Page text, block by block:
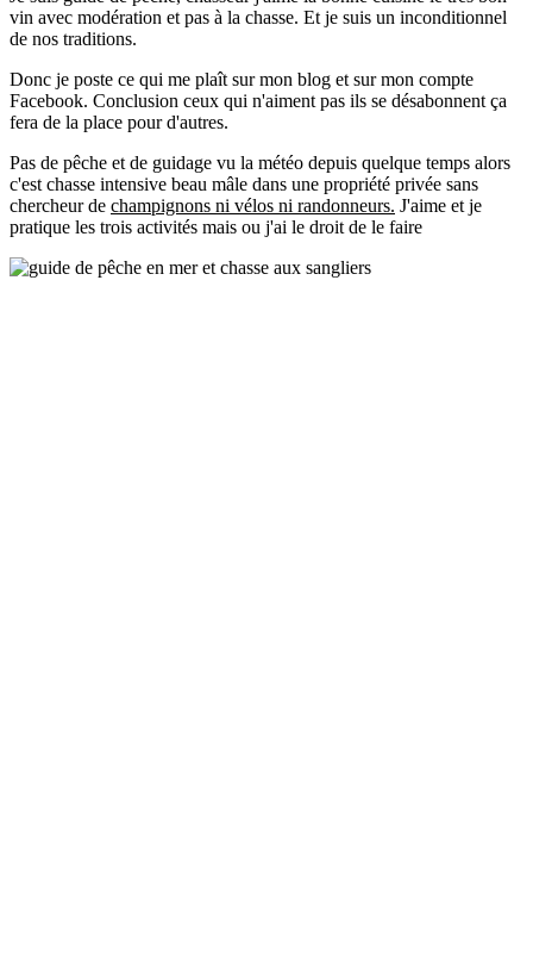
vin avec modération et pas à la chasse. Et je suis un inconditionnel
de nos traditions.
Donc je poste ce qui me plaît sur mon blog et sur mon compte
Facebook. Conclusion ceux qui n'aiment pas ils se désabonnent ça
fera de la place pour d'autres.
Pas de pêche et de guidage vu la météo depuis quelque temps alors
c'est chasse intensive beau mâle dans une propriété privée sans
chercheur de champignons ni vélos ni randonneurs. J'aime et je
pratique les trois activités mais ou j'ai le droit de le faire